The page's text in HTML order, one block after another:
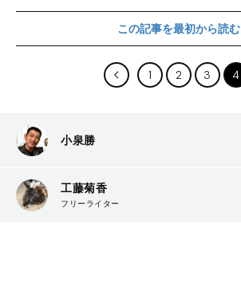
この記事を最初から読む
1 2 3 4
小泉勝
工藤菊香
フリーライター